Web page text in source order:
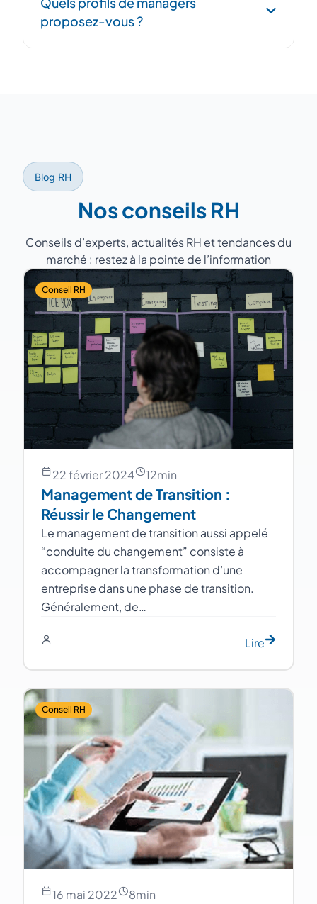
documentation des processus, passation au
successeur et période de recouvrement
pour garantir la continuité.
proposez-vous ?
Blog RH
Nos conseils RH
Conseils d’experts, actualités RH et tendances du
marché : restez à la pointe de l’information
Conseil RH
22 février 2024 12min
Management de Transition :
Réussir le Changement
Le management de transition aussi appelé
“conduite du changement” consiste à
accompagner la transformation d’une
entreprise dans une phase de transition.
Généralement, de…
Lire
Conseil RH
16 mai 2022 8min